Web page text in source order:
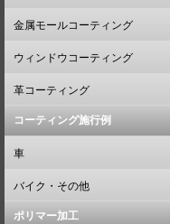
金属モールコーティング
ウィンドウコーティング
革コーティング
コーティング施行例
車
バイク・その他
ポリマー加工